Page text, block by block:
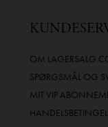
OM
SPØRGSMÅL OG
MIT VIP